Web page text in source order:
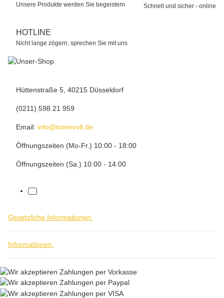
Unsere Produkte werden Sie begeistern Schnell und sicher - online
HOTLINE
Nicht lange zögern, sprechen Sie mit uns
Hüttenstraße 5, 40215 Düsseldorf
(0211) 598 21 959
Email: info@tonervoll.de
Öffnungszeiten (Mo-Fr.) 10:00 - 18:00
Öffnungszeiten (Sa.) 10:00 - 14:00
facebook
Gesetzliche Informationen
Informationen